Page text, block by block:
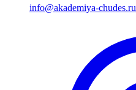
info@akademiya-chudes.ru